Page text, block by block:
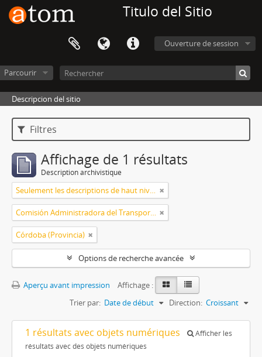
Titulo del Sitio
Ouverture de session
Parcourir
Descripcion del sitio
Filtres
Affichage de 1 résultats
Description archivistique
Seulement les descriptions de haut niveau
Comisión Administradora del Transporte Automotor
Córdoba (Provincia)
Options de recherche avancée
Aperçu avant impression
Affichage :
Trier par: Date de début Direction: Croissant
1 résultats avec objets numériques
Afficher les
résultats avec des objets numériques